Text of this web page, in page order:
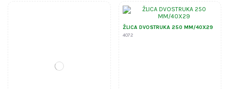
ŽLICA DVOSTRUKA 250 MM/40X29
4072